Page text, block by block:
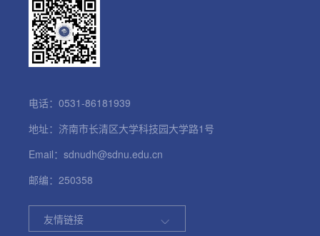
电话：0531-86181939
地址：济南市长清区大学科技园大学路1号
Email：sdnudh@sdnu.edu.cn
邮编：250358